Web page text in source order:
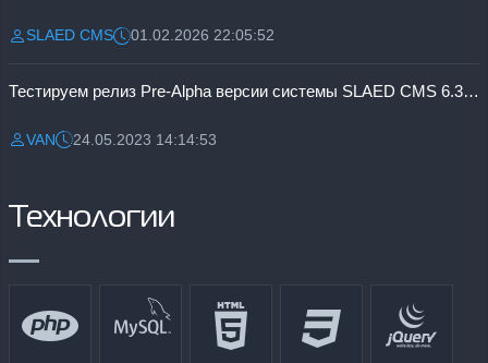
Разместил:
SLAED CMSДата:01.02.2026 22:05:52
Тестируем релиз Pre-Alpha версии системы SLAED CMS 6.3 Pro
Разместил:
VANДата:24.05.2023 14:14:53
Технологии